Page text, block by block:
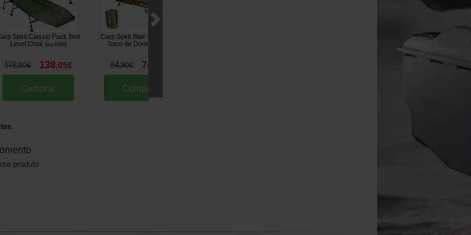
Spirit Classic Pack Bed
Level Chair
esc11839]
178,90€ 138,05€
Comprar
Carp Spirit Blax 3 Estaçoas
Saco de Dormir
84,90€ 74
Comprar
produto